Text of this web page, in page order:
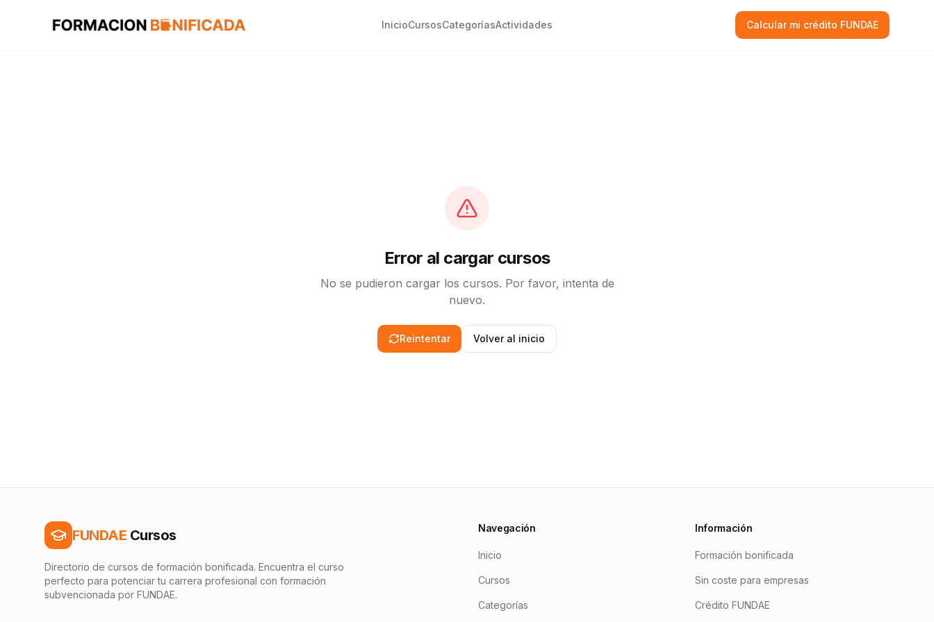
InicioCursosCategoríasActividades Calcular mi crédito FUNDAE
Error al cargar cursos
No se pudieron cargar los cursos. Por favor, intenta de
nuevo.
Reintentar Volver al inicio
FUNDAE Cursos
Directorio de cursos de formación bonificada. Encuentra el curso
perfecto para potenciar tu carrera profesional con formación
subvencionada por FUNDAE.
Navegación
Inicio
Cursos
Categorías
Información
Formación bonificada
Sin coste para empresas
Crédito FUNDAE